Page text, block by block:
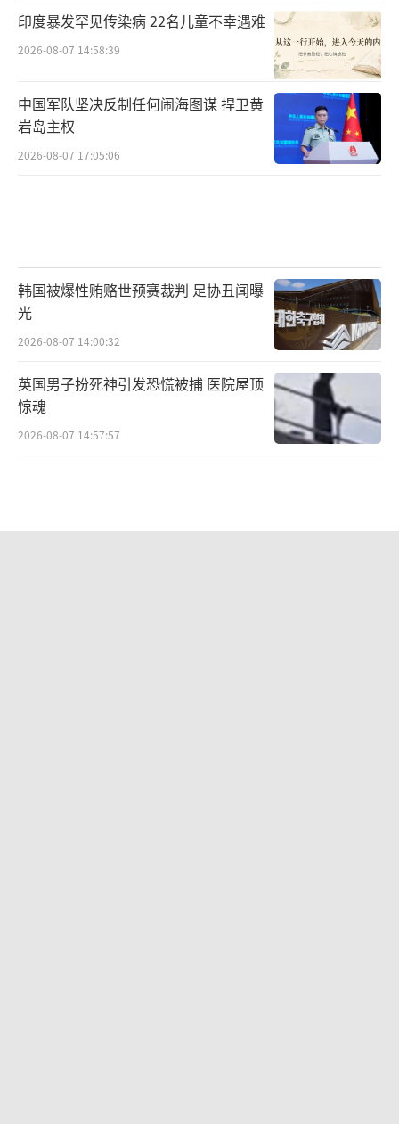
印度暴发罕见传染病 22名儿童不幸遇难
2026-08-07 14:58:39
中国军队坚决反制任何闹海图谋 捍卫黄
岩岛主权
2026-08-07 17:05:06
韩国被爆性贿赂世预赛裁判 足协丑闻曝
光
2026-08-07 14:00:32
英国男子扮死神引发恐慌被捕 医院屋顶
惊魂
2026-08-07 14:57:57